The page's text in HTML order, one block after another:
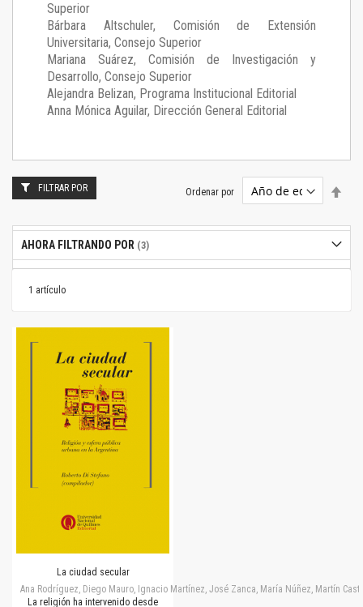
Superior
Bárbara Altschuler, Comisión de Extensión
Universitaria, Consejo Superior
Mariana Suárez, Comisión de Investigación y
Desarrollo, Consejo Superior
Alejandra Belizan, Programa Institucional Editorial
Anna Mónica Aguilar, Dirección General Editorial
1 artículo
Ordenar por
La ciudad secular
Ana Rodríguez, Diego Mauro, Ignacio Martínez, José Zanca, María Núñez, Martín
La religión ha intervenido desde
FILTRAR POR
AHORA FILTRANDO POR